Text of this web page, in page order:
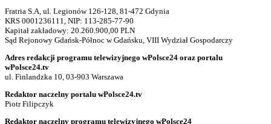
Fratria S.A, ul. Legionów 126-128, 81-472 Gdynia
KRS 0001236111, NIP: 113-285-77-90
Kapitał zakładowy: 20.260.900,00 PLN
Sąd Rejonowy Gdańsk-Północ w Gdańsku, VIII Wydział Gospodarczy
Adres redakcji programu telewizyjnego wPolsce24 oraz portalu
wPolsce24.tv
ul. Finlandzka 10, 03-903 Warszawa
Redaktor naczelny portalu wPolsce24.tv
Piotr Filipczyk
Redaktor naczelny programu telewizyjnego wPolsce24